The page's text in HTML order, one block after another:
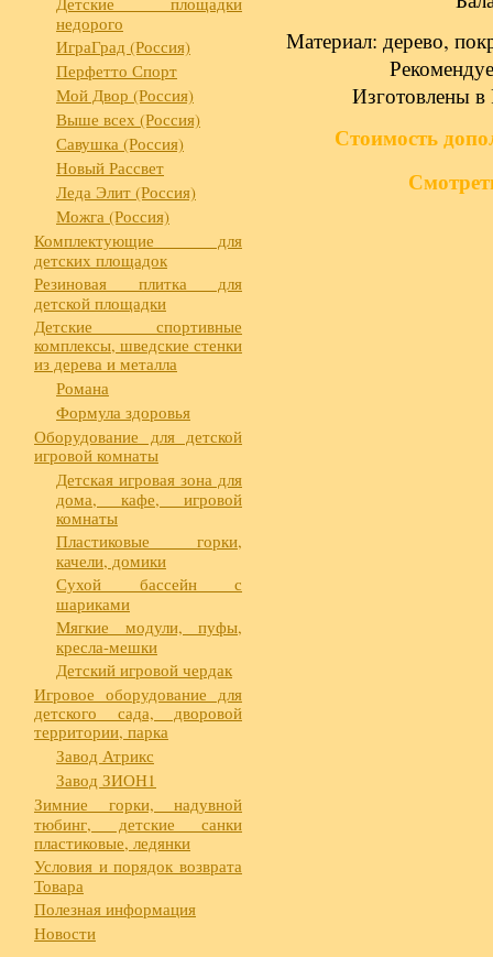
недорого
ИграГрад (Россия)
Перфетто Спорт
Мой Двор (Россия)
Выше всех (Россия)
Савушка (Россия)
Новый Рассвет
Леда Элит (Россия)
Можга (Россия)
Комплектующие для
детских площадок
Резиновая плитка для
детской площадки
Детские спортивные
комплексы, шведские стенки
из дерева и металла
Романа
Формула здоровья
Оборудование для детской
игровой комнаты
Детская игровая зона для
дома, кафе, игровой
комнаты
Пластиковые горки,
качели, домики
Сухой бассейн с
шариками
Мягкие модули, пуфы,
кресла-мешки
Детский игровой чердак
Игровое оборудование для
детского сада, дворовой
территории, парка
Завод Атрикс
Завод ЗИОН1
Зимние горки, надувной
тюбинг, детские санки
пластиковые, ледянки
Условия и порядок возврата
Товара
Полезная информация
Новости
Материал: дерево,
Изготовлены в
Стоимость